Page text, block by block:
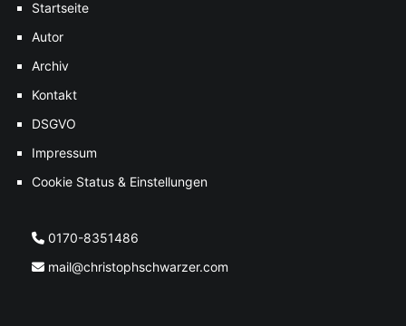
Startseite
Autor
Archiv
Kontakt
DSGVO
Impressum
Cookie Status & Einstellungen
0170-8351486
mail@christophschwarzer.com